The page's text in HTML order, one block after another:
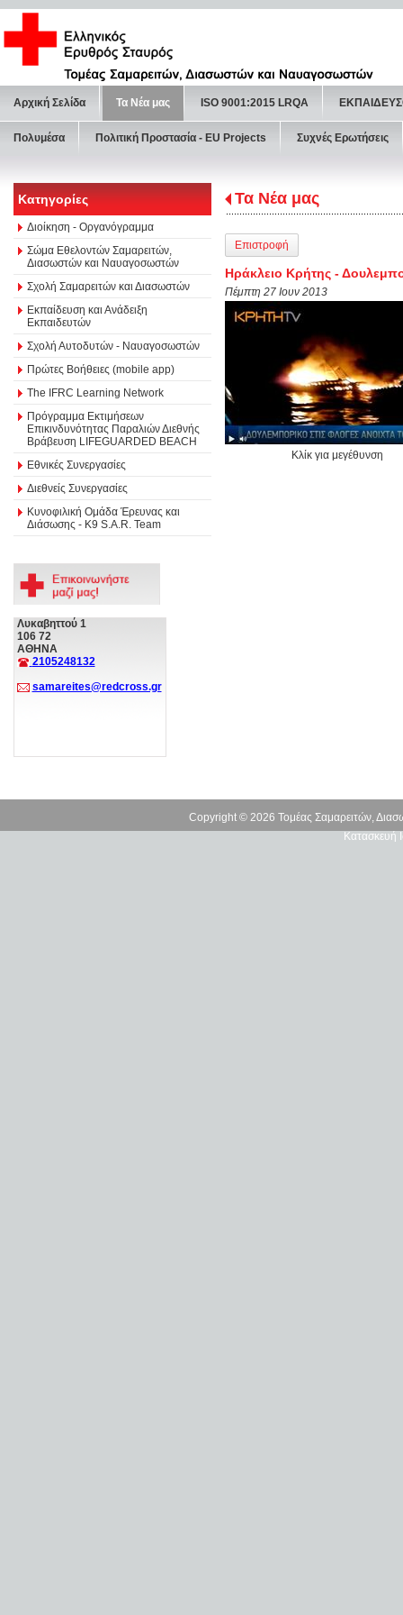
Αρχική Σελίδα Τα Νέα μας ISO 9001:2015 LRQA
Πολυμέσα Πολιτική Προστασία - ΕU Projects Συχνές Ερωτήσεις
Κατηγορίες
Διοίκηση - Οργανόγραμμα
Σώμα Εθελοντών Σαμαρειτών,
Διασωστών και Ναυαγοσωστών
Σχολή Σαμαρειτών και Διασωστών
Εκπαίδευση και Ανάδειξη
Εκπαιδευτών
Σχολή Αυτοδυτών - Ναυαγοσωστών
Πρώτες Βοήθειες (mobile app)
The IFRC Learning Network
Πρόγραμμα Εκτιμήσεων
Επικινδυνότητας Παραλιών Διεθνής
Βράβευση LIFEGUARDED BEACH
Εθνικές Συνεργασίες
Διεθνείς Συνεργασίες
Κυνοφιλική Ομάδα Έρευνας και
Διάσωσης - Κ9 S.A.R. Team
Λυκαβηττού 1
106 72
ΑΘΗΝΑ
2105248132
samareites@redcross.gr
Τα Νέα μας
Επιστροφή
Ηράκλειο Κρήτης -
Πέμπτη 27 Ιουν 2013
Κλίκ για μεγέθυνση
Copyright © 2026 Τομέας Σαμαρειτών,
Κατασκευή